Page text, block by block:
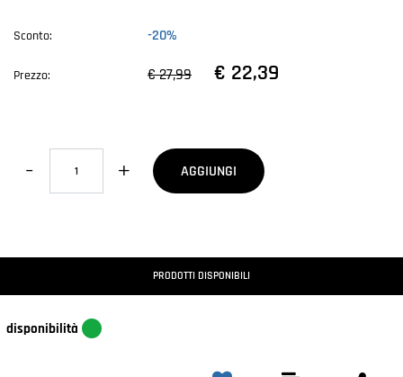
Sconto: -20%
Prezzo: € 27,99 € 22,39
Quantità
AGGIUNGI
PRODOTTI DISPONIBILI
disponibilità